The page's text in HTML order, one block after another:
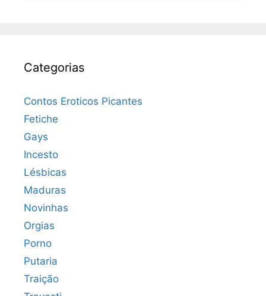
Categorias
Contos Eroticos Picantes
Fetiche
Gays
Incesto
Lésbicas
Maduras
Novinhas
Orgias
Porno
Putaria
Traição